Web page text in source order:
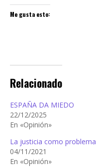
Me gusta esto:
Relacionado
ESPAÑA DA MIEDO
22/12/2025
En «Opinión»
La justicia como problema
04/11/2021
En «Opinión»